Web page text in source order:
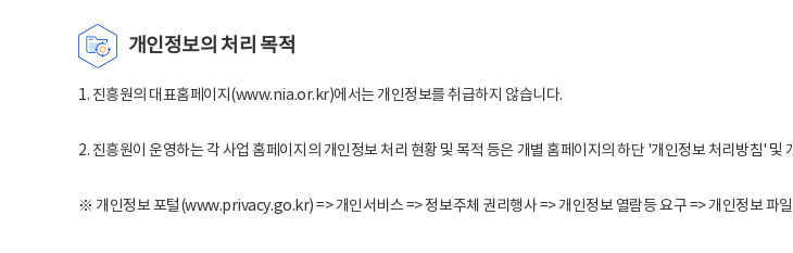
개인정보의 처리 목적
1. 진흥원의 대표홈페이지(www.nia.or.kr)에서는 개인정보를 취급하지 않습니다.
2. 진흥원이 운영하는 각 사업 홈페이지의 개인정보 처리 현황 및 목적 등은 개별 홈페이지의 하단 '개인정보 처리방침' 및
※ 개인정보 포털(www.privacy.go.kr) => 개인서비스 => 정보주체 권리행사 => 개인정보 열람등 요구 => 개인정보 파